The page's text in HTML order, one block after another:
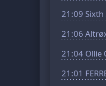
21:09 Sixth
21:06
21:04 Ollie
21:01